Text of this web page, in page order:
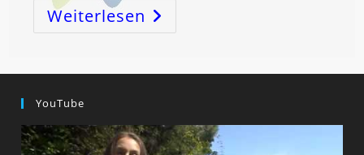
Weiterlesen 11
Die
MEISTERZAHL
YouTube